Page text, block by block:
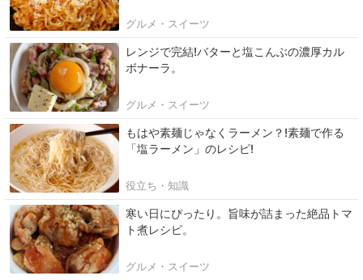
グルメ・スイーツ
レンジで完結!バターと塩こんぶの濃厚カル
ボナーラ。
グルメ・スイーツ
もはや素麺じゃなくラーメン？!素麺で作る
「塩ラーメン」のレシピ!
役立ち・知識
寒い日にぴったり。旨味が詰まった絶品トマ
ト煮レシピ。
グルメ・スイーツ